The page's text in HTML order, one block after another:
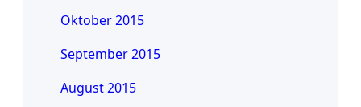
Oktober 2015
September 2015
August 2015